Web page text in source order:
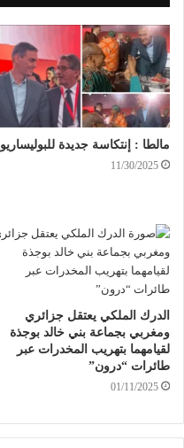
مالطا : إنتكاسة جديدة للبوليساريو
11/30/2025
الدرك الملكي يعتقل جزائري
ومغربي بجماعة بني خالد بوجذة
لقيامهما بتهريب المخدرات عبر
طائرات “درون”
01/11/2025